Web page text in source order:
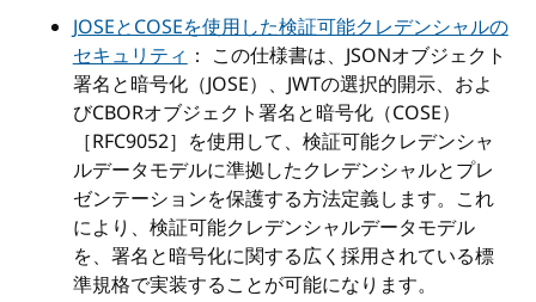
JOSEとCOSEを使用した検証可能クレデンシャルの
セキュリティ： この仕様書は、JSONオブジェクト
署名と暗号化（JOSE）、JWTの選択的開示、およ
びCBORオブジェクト署名と暗号化（COSE）
［RFC9052］を使用して、検証可能クレデンシャ
ルデータモデルに準拠したクレデンシャルとプレ
ゼンテーションを保護する方法定義します。これ
により、検証可能クレデンシャルデータモデル
を、署名と暗号化に関する広く採用されている標
準規格で実装することが可能になります。